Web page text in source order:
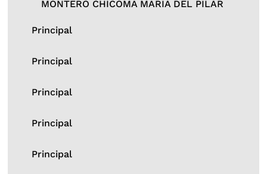
MONTERO CHICOMA MARIA DEL PILAR
Principal
Principal
Principal
Principal
Principal